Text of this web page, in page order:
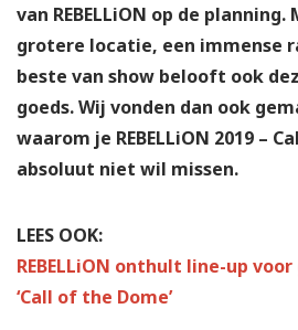
van REBELLiON op de
grotere locatie, een immense
beste van show belooft ook
goeds. Wij vonden dan ook
waarom je REBELLiON 2019 –
absoluut niet wil missen.
LEES OOK:
REBELLiON onthult line-up
‘Call of the Dome’